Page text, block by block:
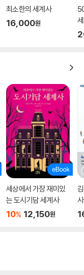
최소한의 세계사
16,000원
세상에서 가장 재미있
는 도시기담 세계사
10% 12,150원